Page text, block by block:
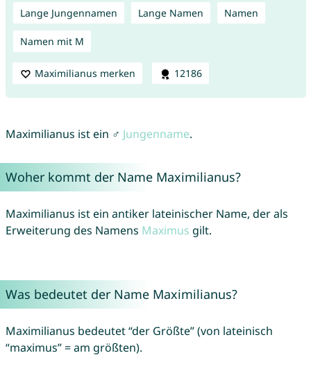
Lange Jungennamen Lange Namen Namen
Namen mit M
Maximilianus merken 12186
Maximilianus ist ein ♂ Jungenname.
Woher kommt der Name Maximilianus?
Maximilianus ist ein antiker lateinischer Name, der als
Erweiterung des Namens Maximus gilt.
Was bedeutet der Name Maximilianus?
Maximilianus bedeutet “der Größte” (von lateinisch
“maximus” = am größten).